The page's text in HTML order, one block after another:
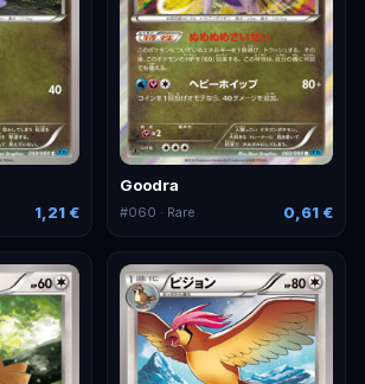
1,21 €
Goodra
#060 · Rare 0,61 €